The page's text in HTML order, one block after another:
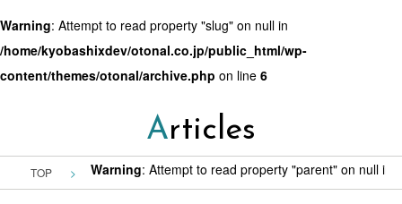
Warning: Attempt to read property "slug" on null in
/home/kyobashixdev/otonal.co.jp/public_html/wp-
content/themes/otonal/archive.php on line 6
Articles
TOP Warning: Attempt to read property "parent" on null in